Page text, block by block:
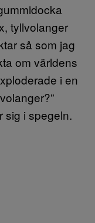
tyllvolanger
så som jag
om världens
i en
sig i spegeln.